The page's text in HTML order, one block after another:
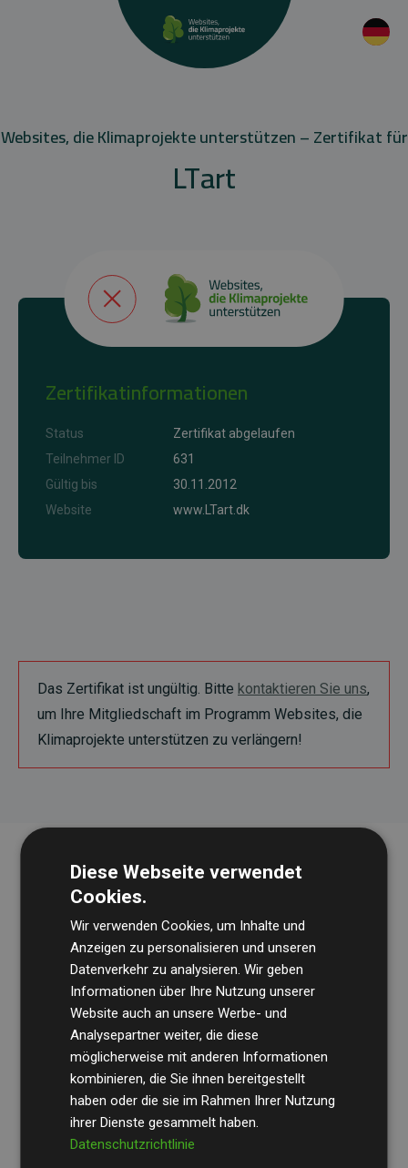
Websites, die Klimaprojekte unterstützen – Zertifikat für
LTart
Zertifikatinformationen
Status
Zertifikat abgelaufen
Teilnehmer ID
631
Gültig bis
30.11.2012
Website
www.LTart.dk
Das Zertifikat ist ungültig. Bitte kontaktieren Sie uns,
um Ihre Mitgliedschaft im Programm Websites, die
Klimaprojekte unterstützen zu verlängern!
Die Wirtschaftsprüfungsgesellschaft BDOüberprüft
regelmäßig unsere Berechnungen und Methodik, um
Transparenz und Verlässlichkeit sicherzustellen.
Ihre Prüfungen belegen, dass unsere Investitionen in
Klimaschutzprojekte im Durchschnitt200 % der
geschätzten CO₂-Emissionender teilnehmenden
Websites kompensieren – ein klarer Nachweis für die
Diese Webseite verwendet
Cookies.
Wir verwenden Cookies, um Inhalte und
Anzeigen zu personalisieren und unseren
Datenverkehr zu analysieren. Wir geben
Informationen über Ihre Nutzung unserer
Website auch an unsere Werbe- und
Analysepartner weiter, die diese
möglicherweise mit anderen Informationen
kombinieren, die Sie ihnen bereitgestellt
haben oder die sie im Rahmen Ihrer Nutzung
ihrer Dienste gesammelt haben.
Datenschutzrichtlinie